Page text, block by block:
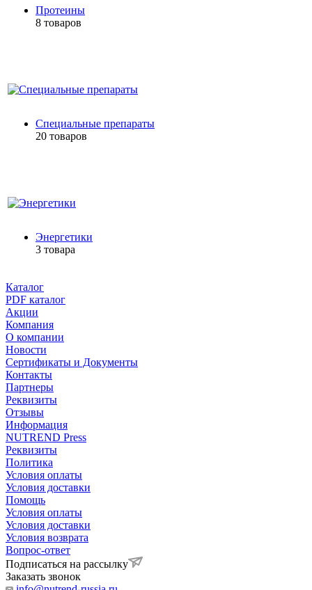
Протеины
8 товаров
Специальные препараты
20 товаров
Энергетики
3 товара
Каталог
PDF каталог
Акции
Компания
О компании
Новости
Сертификаты и Документы
Контакты
Партнеры
Реквизиты
Отзывы
Информация
NUTREND Press
Реквизиты
Политика
Условия оплаты
Условия доставки
Помощь
Условия оплаты
Условия доставки
Условия возврата
Вопрос-ответ
Подписаться на рассылку
Заказать звонок